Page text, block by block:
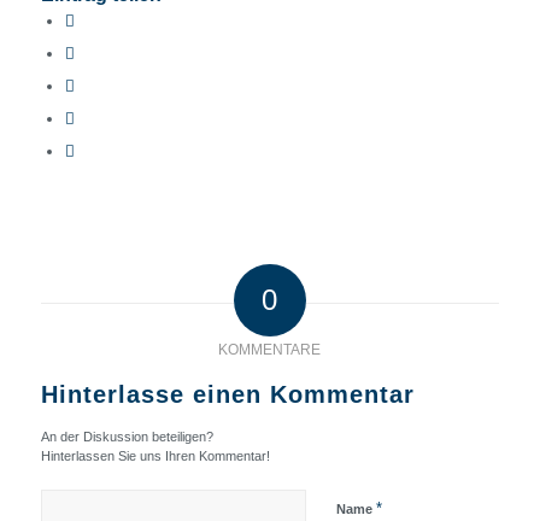
0
KOMMENTARE
Hinterlasse einen Kommentar
An der Diskussion beteiligen?
Hinterlassen Sie uns Ihren Kommentar!
Name *